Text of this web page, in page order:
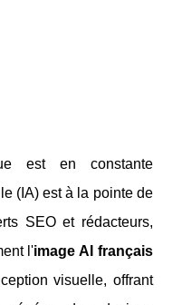
est en constante
(IA) est à la pointe de
SEO et rédacteurs,
l'image AI français
visuelle, offrant